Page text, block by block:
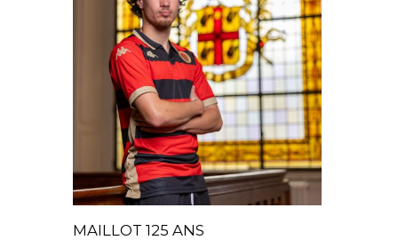
MAILLOT 125 ANS